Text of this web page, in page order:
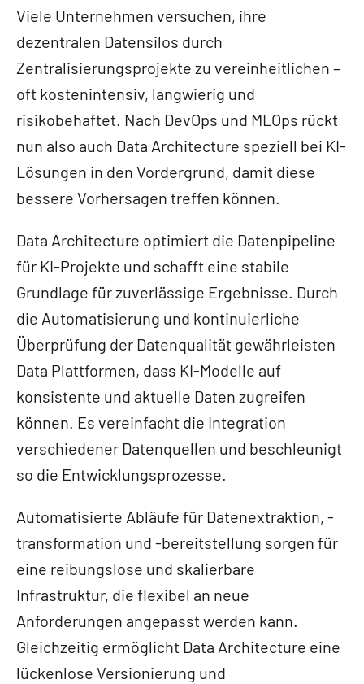
Viele Unternehmen versuchen, ihre
dezentralen Datensilos durch
Zentralisierungsprojekte zu vereinheitlichen –
oft kostenintensiv, langwierig und
risikobehaftet. Nach DevOps und MLOps rückt
nun also auch Data Architecture speziell bei KI-
Lösungen in den Vordergrund, damit diese
bessere Vorhersagen treffen können.
Data Architecture optimiert die Datenpipeline
für KI-Projekte und schafft eine stabile
Grundlage für zuverlässige Ergebnisse. Durch
die Automatisierung und kontinuierliche
Überprüfung der Datenqualität gewährleisten
Data Plattformen, dass KI-Modelle auf
konsistente und aktuelle Daten zugreifen
können. Es vereinfacht die Integration
verschiedener Datenquellen und beschleunigt
so die Entwicklungsprozesse.
Automatisierte Abläufe für Datenextraktion, -
transformation und -bereitstellung sorgen für
eine reibungslose und skalierbare
Infrastruktur, die flexibel an neue
Anforderungen angepasst werden kann.
Gleichzeitig ermöglicht Data Architecture eine
lückenlose Versionierung und